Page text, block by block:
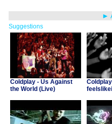
►
Suggestions
Coldplay - Us Against
the World (Live)